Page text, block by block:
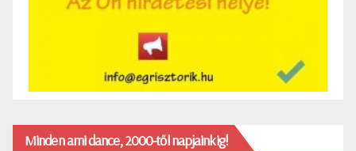
Minden ami dance, 2000-től napjainkig!